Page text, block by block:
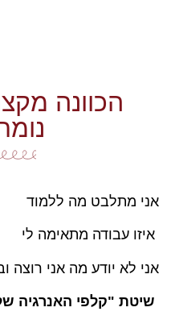
הכוונה
אני מתלבט מה ללמוד
איזו עבודה מתאימה לי
אני לא יודע מה אני רוצה
שיטת "קלפי האנרגיה